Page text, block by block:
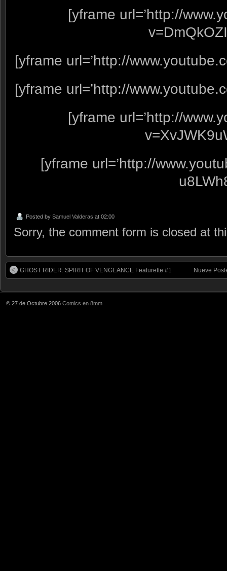
[yframe url=’http://
[yframe url=’http://
[yframe url=’http://
[yframe url=’http://
[yframe url=’http://
Posted by Samuel Valderas at 02:00
Sorry, the comment form is closed at
GHOST RIDER: SPIRIT OF VENGEANCE Featurette #1 Nueve
© 27 de Octubre 2006 Comics en 8mm